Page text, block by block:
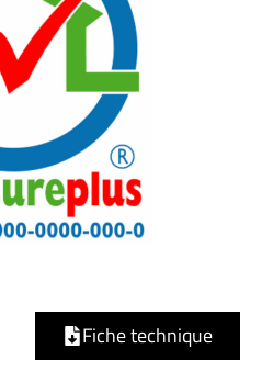
Fiche technique